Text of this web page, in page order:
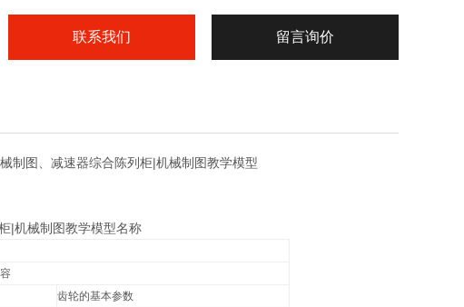
联系我们 留言询价
制图、减速器综合陈列柜|机械制图教学模型
|机械制图教学模型名称
齿轮的基本参数